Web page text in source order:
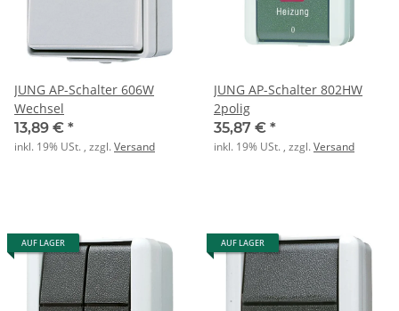
JUNG AP-Schalter 606W
Wechsel
13,89 € *
inkl. 19% USt. , zzgl.Versand
JUNG AP-Schalter 802HW
2polig
35,87 € *
inkl. 19% USt. , zzgl.Versand
AUF LAGER AUF LAGER